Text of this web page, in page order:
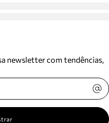
newsletter com tendências,